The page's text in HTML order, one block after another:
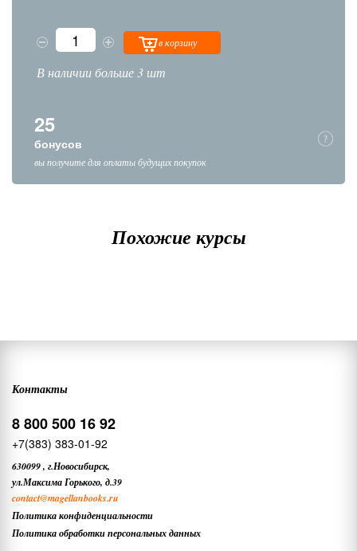
в корзину
В наличии больше 3 шт
25
бонусов
вы получите для оплаты будущих покупок
Похожие курсы
Контакты
8 800 500 16 92
+7(383) 383-01-92
630099, г.Новосибирск,
ул.Максима Горького, д.39
contact@magellanbooks.ru
Политика конфиденциальности
Политика обработки персональных данных